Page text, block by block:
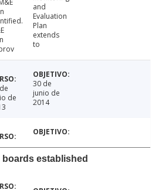
and
Evaluation
Plan
extends
to
de
30 de
junio de
2014
established